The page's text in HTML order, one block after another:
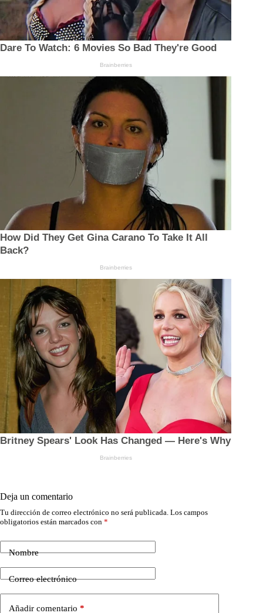
Deja un comentario
Tu dirección de correo electrónico no será publicada. Los campos
obligatorios están marcados con *
Nombre
Correo electrónico
Añadir comentario *